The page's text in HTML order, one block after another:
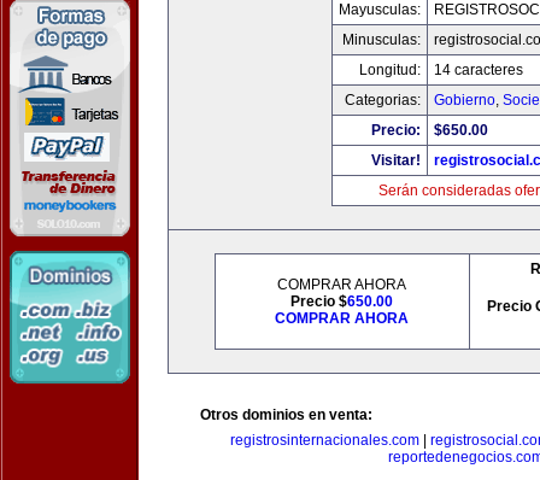
Mayusculas:
Minusculas:
Longitud:
14 caracteres
Categorias:
Gobierno,
Precio:
$650.00
Visitar!
Serán consideradas
COMPRAR AHORA
Precio $650.00
COMPRAR AHORA
Precio
Otros dominios en venta:
registrosinternacionales.com